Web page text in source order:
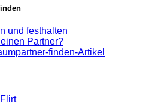
und festhalten
Partner?
finden-Artikel